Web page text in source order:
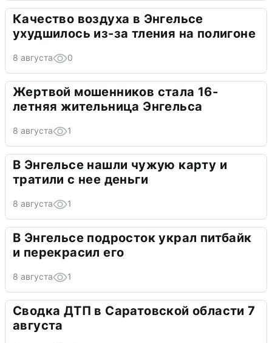
Качество воздуха в Энгельсе
ухудшилось из-за тления на полигоне
8 августа 0
Жертвой мошенников стала 16-
летняя жительница Энгельса
8 августа 1
В Энгельсе нашли чужую карту и
тратили с нее деньги
8 августа 1
В Энгельсе подросток украл питбайк
и перекрасил его
8 августа 1
Сводка ДТП в Саратовской области 7
августа